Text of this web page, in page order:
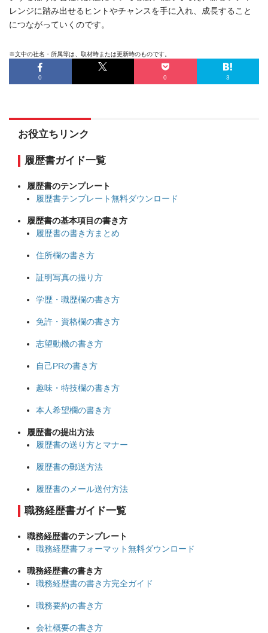
レンジに踏み出せるヒントやチャンスを手に入れ、成長すること
につながっていくのです。
※文中の社名・所属等は、取材時または更新時のものです。
0 0 3
お役立ちリンク
履歴書ガイド一覧
履歴書のテンプレート
履歴書テンプレート無料ダウンロード
履歴書の基本項目の書き方
履歴書の書き方まとめ
住所欄の書き方
証明写真の撮り方
学歴・職歴欄の書き方
免許・資格欄の書き方
志望動機の書き方
自己PRの書き方
趣味・特技欄の書き方
本人希望欄の書き方
履歴書の提出方法
履歴書の送り方とマナー
履歴書の郵送方法
履歴書のメール送付方法
職務経歴書ガイド一覧
職務経歴書のテンプレート
職務経歴書フォーマット無料ダウンロード
職務経歴書の書き方
職務経歴書の書き方完全ガイド
職務要約の書き方
会社概要の書き方